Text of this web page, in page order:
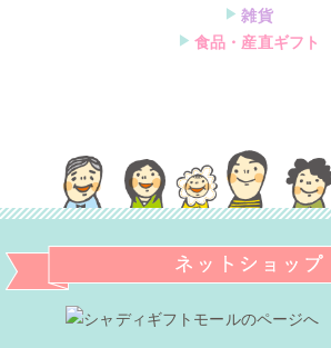
▶ 雑貨
▶ 食品・産直ギフト